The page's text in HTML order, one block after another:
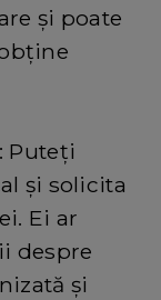
și poate
Puteți
și solicita
Ei ar
despre
și